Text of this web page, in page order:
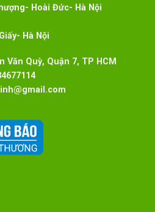
Hoài Đức- Hà Nội
Hà Nội
Văn Quỳ, Quận 7, TP HCM